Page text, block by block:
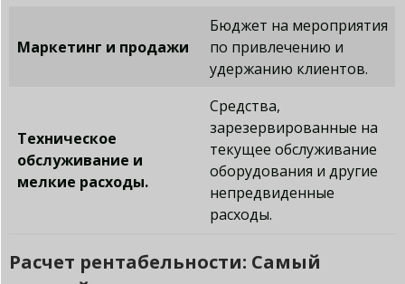
Маркетинг и продажи
Бюджет на мероприятия
по привлечению и
удержанию клиентов.
Техническое
обслуживание и
мелкие расходы.
Средства,
зарезервированные на
текущее обслуживание
оборудования и другие
непредвиденные
расходы.
Расчет рентабельности: Самый